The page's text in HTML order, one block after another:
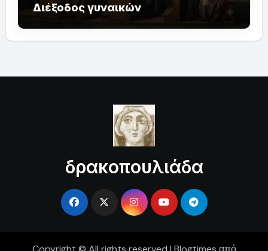
Διέξοδος γυναικών
δρακοπουλιάδα